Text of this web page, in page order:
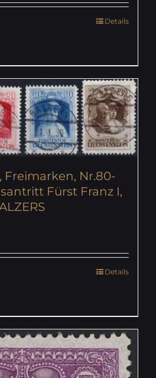
Details
Freimarken, Nr.80-
Fürst Franz I,
Details